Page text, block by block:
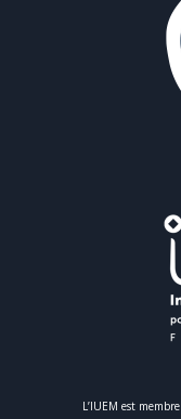
L’IUEM est membre